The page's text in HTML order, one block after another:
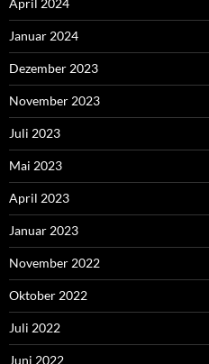
Januar 2024
Dezember 2023
November 2023
Juli 2023
Mai 2023
April 2023
Januar 2023
November 2022
Oktober 2022
Juli 2022
Juni 2022